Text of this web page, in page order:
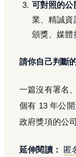
可對照的公
業、精誠資
頒獎、媒體
請你自己判斷
一篇沒有署名
個有 13 年公
政府獎項的公
延伸閱讀： 匿